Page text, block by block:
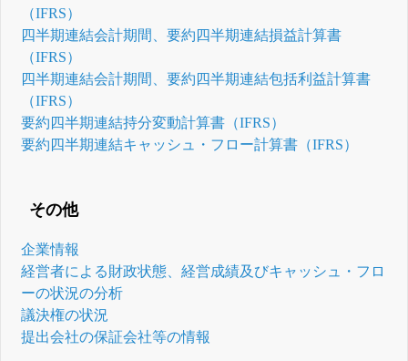
（IFRS）
四半期連結会計期間、要約四半期連結損益計算書
（IFRS）
四半期連結会計期間、要約四半期連結包括利益計算書
（IFRS）
要約四半期連結持分変動計算書（IFRS）
要約四半期連結キャッシュ・フロー計算書（IFRS）
その他
企業情報
経営者による財政状態、経営成績及びキャッシュ・フロ
ーの状況の分析
議決権の状況
提出会社の保証会社等の情報